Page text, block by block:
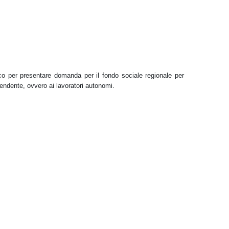
per presentare domanda per il fondo sociale regionale per
ovvero ai lavoratori autonomi.